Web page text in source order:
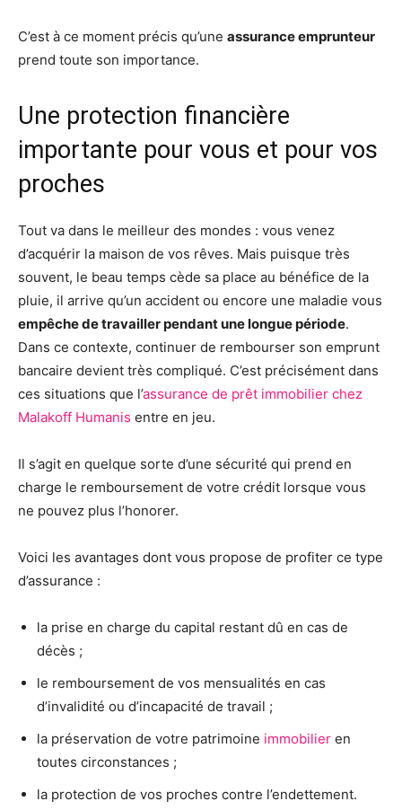
C’est à ce moment précis qu’une assurance emprunteur
prend toute son importance.
Une protection financière
importante pour vous et pour vos
proches
Tout va dans le meilleur des mondes : vous venez
d’acquérir la maison de vos rêves. Mais puisque très
souvent, le beau temps cède sa place au bénéfice de la
pluie, il arrive qu’un accident ou encore une maladie vous
empêche de travailler pendant une longue période.
Dans ce contexte, continuer de rembourser son emprunt
bancaire devient très compliqué. C’est précisément dans
ces situations que l’assurance de prêt immobilier chez
Malakoff Humanis entre en jeu.
Il s’agit en quelque sorte d’une sécurité qui prend en
charge le remboursement de votre crédit lorsque vous
ne pouvez plus l’honorer.
Voici les avantages dont vous propose de profiter ce type
d’assurance :
la prise en charge du capital restant dû en cas de
décès ;
le remboursement de vos mensualités en cas
d’invalidité ou d’incapacité de travail ;
la préservation de votre patrimoine immobilier en
toutes circonstances ;
la protection de vos proches contre l’endettement.